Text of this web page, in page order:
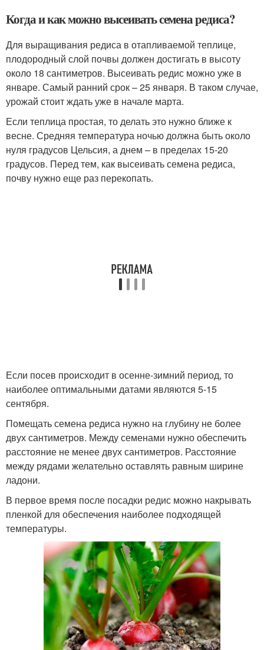
Когда и как можно высеивать семена редиса?
Для выращивания редиса в отапливаемой теплице,
плодородный слой почвы должен достигать в высоту
около 18 сантиметров. Высеивать редис можно уже в
январе. Самый ранний срок – 25 января. В таком случае,
урожай стоит ждать уже в начале марта.
Если теплица простая, то делать это нужно ближе к
весне. Средняя температура ночью должна быть около
нуля градусов Цельсия, а днем – в пределах 15-20
градусов. Перед тем, как высеивать семена редиса,
почву нужно еще раз перекопать.
Если посев происходит в осенне-зимний период, то
наиболее оптимальными датами являются 5-15
сентября.
Помещать семена редиса нужно на глубину не более
двух сантиметров. Между семенами нужно обеспечить
расстояние не менее двух сантиметров. Расстояние
между рядами желательно оставлять равным ширине
ладони.
В первое время после посадки редис можно накрывать
пленкой для обеспечения наиболее подходящей
температуры.